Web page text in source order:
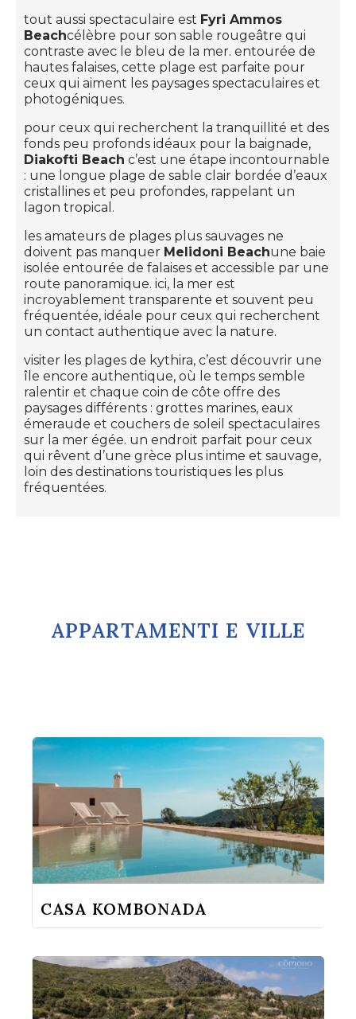
tout aussi spectaculaire est Fyri Ammos
Beachcélèbre pour son sable rougeâtre qui
contraste avec le bleu de la mer. entourée de
hautes falaises, cette plage est parfaite pour
ceux qui aiment les paysages spectaculaires et
photogéniques.
pour ceux qui recherchent la tranquillité et des
fonds peu profonds idéaux pour la baignade,
Diakofti Beach c’est une étape incontournable
: une longue plage de sable clair bordée d’eaux
cristallines et peu profondes, rappelant un
lagon tropical.
les amateurs de plages plus sauvages ne
doivent pas manquer Melidoni Beachune baie
isolée entourée de falaises et accessible par une
route panoramique. ici, la mer est
incroyablement transparente et souvent peu
fréquentée, idéale pour ceux qui recherchent
un contact authentique avec la nature.
visiter les plages de kythira, c’est découvrir une
île encore authentique, où le temps semble
ralentir et chaque coin de côte offre des
paysages différents : grottes marines, eaux
émeraude et couchers de soleil spectaculaires
sur la mer égée. un endroit parfait pour ceux
qui rêvent d’une grèce plus intime et sauvage,
loin des destinations touristiques les plus
fréquentées.
APPARTAMENTI E VILLE
CASA KOMBONADA